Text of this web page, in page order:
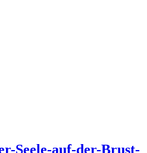
Seele-auf-der-Brust-